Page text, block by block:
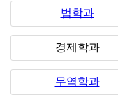
법학과
경제학과
무역학과